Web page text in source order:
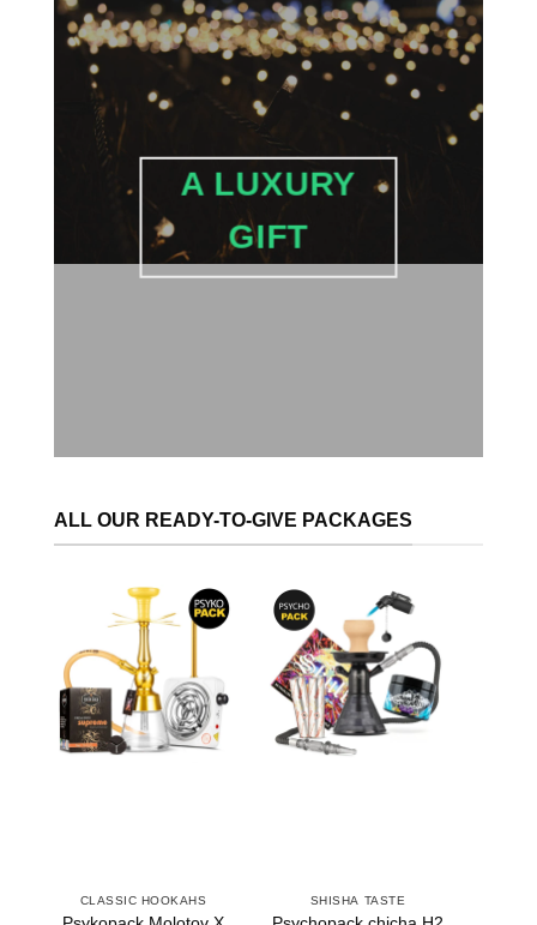
A LUXURY
GIFT
ALL OUR READY-TO-GIVE PACKAGES
CLASSIC HOOKAHS SHISHA TASTE